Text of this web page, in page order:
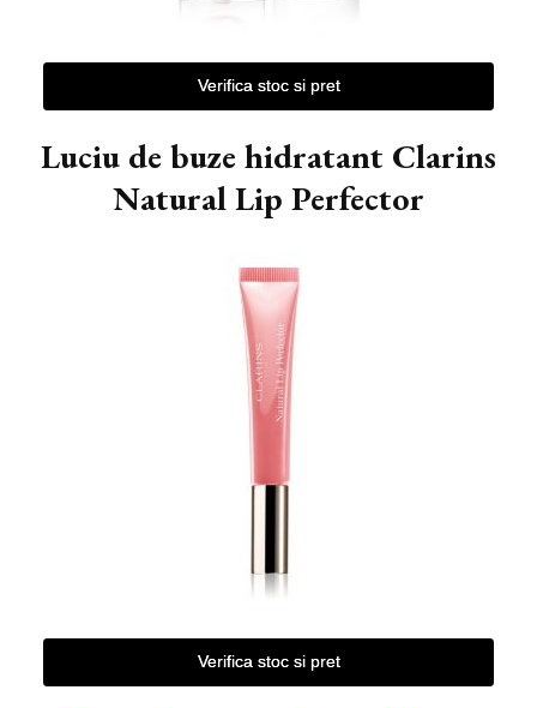
Verifica stoc si pret
Luciu de buze hidratant Clarins
Natural Lip Perfector
Verifica stoc si pret